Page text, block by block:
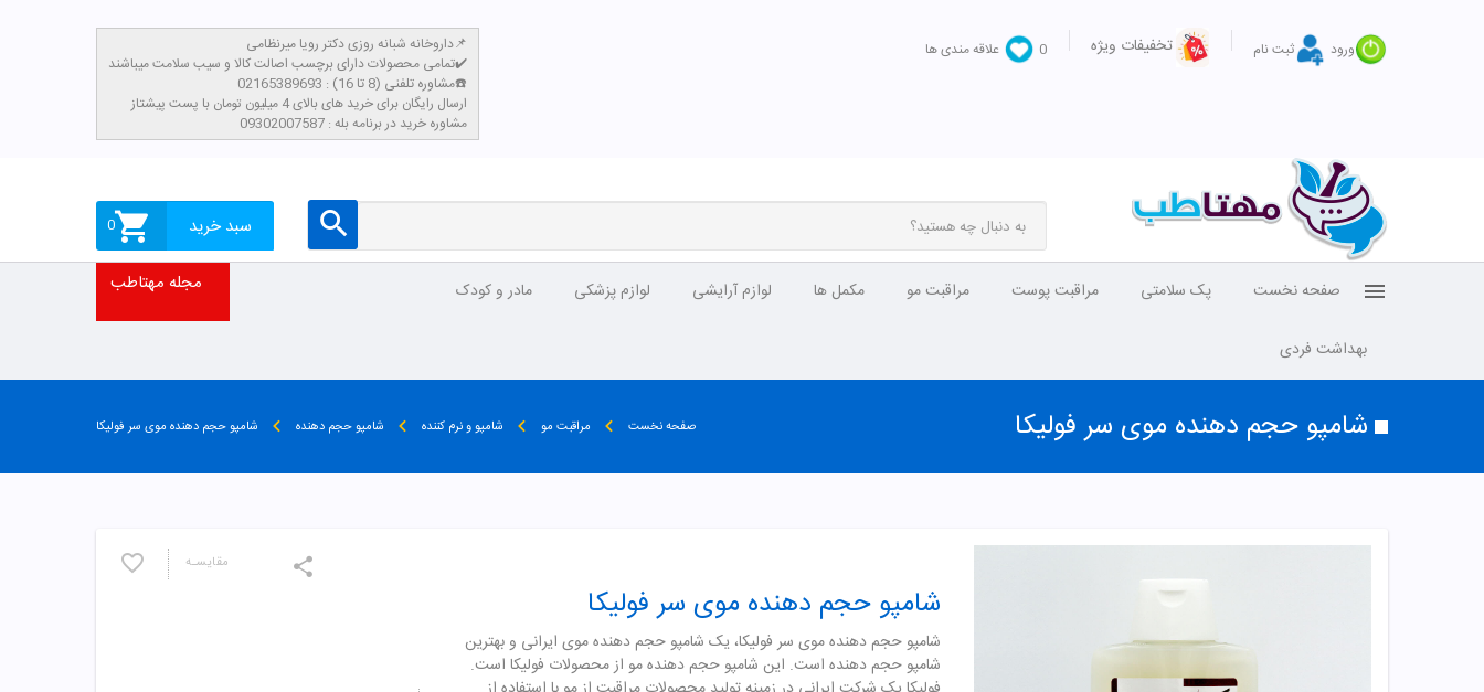
ورود ثبت نام تخفیفات ویژه 0 علاقه مندی ها
داروخانه شبانه روزی دکتر رویا میرنظامی📌
تمامی محصولات دارای برچسب اصالت کالا و سیب سلامت میباشند✔️
مشاوره تلفنی (8 تا 16) : 02165389693☎️
​ارسال رایگان برای خرید های بالای 4 میلیون تومان با پست پیشتاز
مشاوره خرید در برنامه بله : 09302007587
سبد خرید 0
صفحه نخست پک سلامتی مراقبت پوست مراقبت مو مکمل ها لوازم آرایشی لوازم پزشکی مادر و کودک
بهداشت فردی
مجله مهتاطب
شامپو حجم دهنده موی سر فولیکا صفحه نخست مراقبت مو شامپو و نرم کننده شامپو حجم دهنده شامپو حجم دهنده موی سر فولیکا
مقایسـه
شامپو حجم دهنده موی سر فولیکا
شامپو حجم دهنده موی سر فولیکا، یک شامپو حجم دهنده موی ایرانی و بهترین
شامپو حجم دهنده است. این شامپو حجم دهنده مو از محصولات فولیکا است.